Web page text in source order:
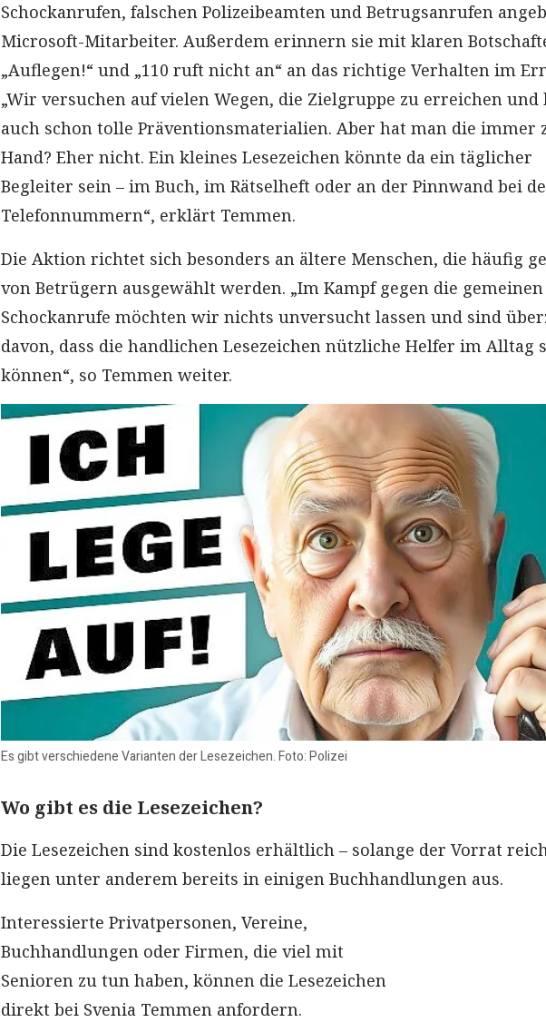
Schockanrufen, falschen Polizeibeamten und Betrugsanrufen
Microsoft-Mitarbeiter. Außerdem erinnern sie mit klaren
„Auflegen!“ und „110 ruft nicht an“ an das richtige Verhalten im
„Wir versuchen auf vielen Wegen, die Zielgruppe zu erreichen und
auch schon tolle Präventionsmaterialien. Aber hat man die immer
Hand? Eher nicht. Ein kleines Lesezeichen könnte da ein täglicher
Begleiter sein – im Buch, im Rätselheft oder an der Pinnwand bei
Telefonnummern“, erklärt Temmen.
Die Aktion richtet sich besonders an ältere Menschen, die häufig
von Betrügern ausgewählt werden. „Im Kampf gegen die gemeinen
Schockanrufe möchten wir nichts unversucht lassen und sind
davon, dass die handlichen Lesezeichen nützliche Helfer im Alltag
können“, so Temmen weiter.
Es gibt verschiedene Varianten der Lesezeichen. Foto: Polizei
Wo gibt es die Lesezeichen?
Die Lesezeichen sind kostenlos erhältlich – solange der Vorrat
liegen unter anderem bereits in einigen Buchhandlungen aus.
Interessierte Privatpersonen, Vereine,
Buchhandlungen oder Firmen, die viel mit
Senioren zu tun haben, können die Lesezeichen
direkt bei Svenia Temmen anfordern.